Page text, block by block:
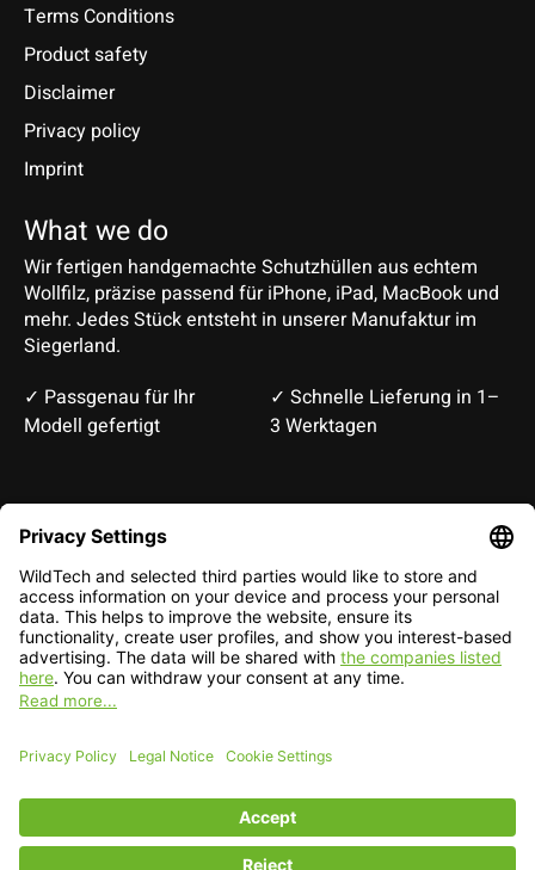
Terms Conditions
Product safety
Disclaimer
Privacy policy
Imprint
What we do
Wir fertigen handgemachte Schutzhüllen aus echtem
Wollfilz, präzise passend für iPhone, iPad, MacBook und
mehr. Jedes Stück entsteht in unserer Manufaktur im
Siegerland.
✓ Passgenau für Ihr
Modell gefertigt
✓ Schnelle Lieferung in 1–
3 Werktagen
© Copyright 2026 WildTechRSS feed
English — EUR
EUR
CHF